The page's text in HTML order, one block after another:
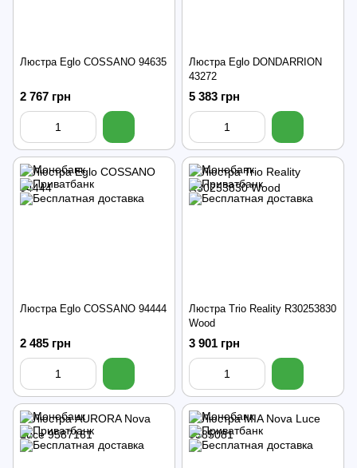
Люстра Eglo COSSANO 94635
2 767 грн
Люстра Eglo DONDARRION
43272
5 383 грн
Люстра Eglo COSSANO 94444
2 485 грн
Люстра Trio Reality R30253830
Wood
3 901 грн